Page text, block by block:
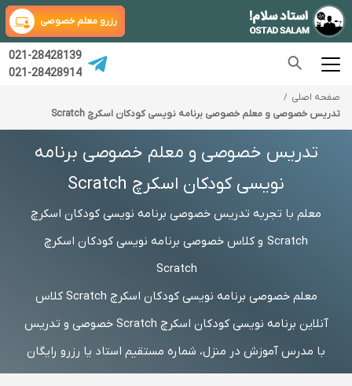
رزرو معلم خصوصی
021-28428139
021-28428914
صفحه اصلی
تدریس خصوصی و معلم خصوصی برنامه نویسی کودکان اسکرچ Scratch
تدریس خصوصی و معلم خصوصی برنامه
نویسی کودکان اسکرچ Scratch
معلم با تجربه تدریس خصوصی برنامه نویسی کودکان اسکرچ
Scratch و کلاس خصوصی برنامه نویسی کودکان اسکرچ
Scratch
معلم خصوصی برنامه نویسی کودکان اسکرچ Scratch کلاس
آنلاین برنامه نویسی کودکان اسکرچ Scratch خصوصی و تدریس
با مدرس آموزش در منزل، شماره مستقیم استاد یا رزرو رایگان